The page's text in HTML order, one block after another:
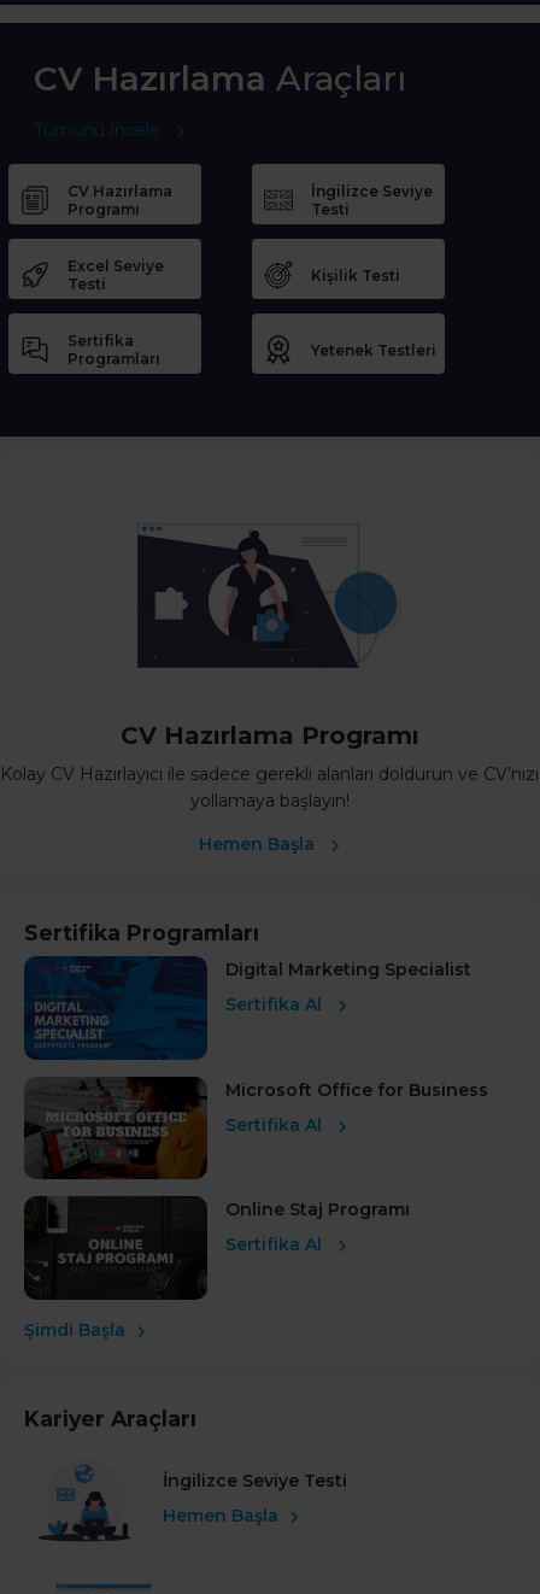
CV Hazırlama Araçları
Tümünü İncele
CV Hazırlama
Programı
İngilizce Seviye
Testi
Excel Seviye
Testi
Kişilik Testi
Sertifika
Programları
Yetenek Testleri
CV Hazırlama Programı
Kolay CV Hazırlayıcı ile sadece gerekli alanları doldurun ve CV’nizi
yollamaya başlayın!
Hemen Başla
Sertifika Programları
Digital Marketing Specialist
Sertifika Al
Microsoft Office for Business
Sertifika Al
Online Staj Programı
Sertifika Al
Şimdi Başla
Kariyer Araçları
İngilizce Seviye Testi
Hemen Başla